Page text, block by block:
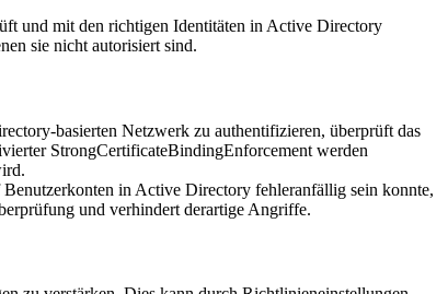
und mit den richtigen Identitäten in Active Directory
sie nicht autorisiert sind.
basierten Netzwerk zu authentifizieren, überprüft das
StrongCertificateBindingEnforcement werden
in Active Directory fehleranfällig sein konnte,
und verhindert derartige Angriffe.